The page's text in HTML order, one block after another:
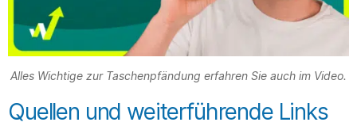
Alles Wichtige zur Taschenpfändung erfahren Sie auch im Video.
Quellen und weiterführende Links